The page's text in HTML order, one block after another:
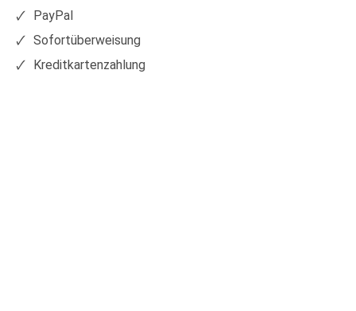
PayPal
Sofortüberweisung
Kreditkartenzahlung